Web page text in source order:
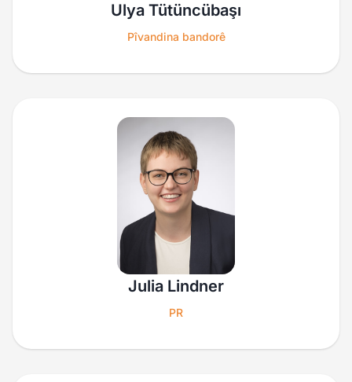
Ulya Tütüncübaşı
Pîvandina bandorê
Julia Lindner
PR